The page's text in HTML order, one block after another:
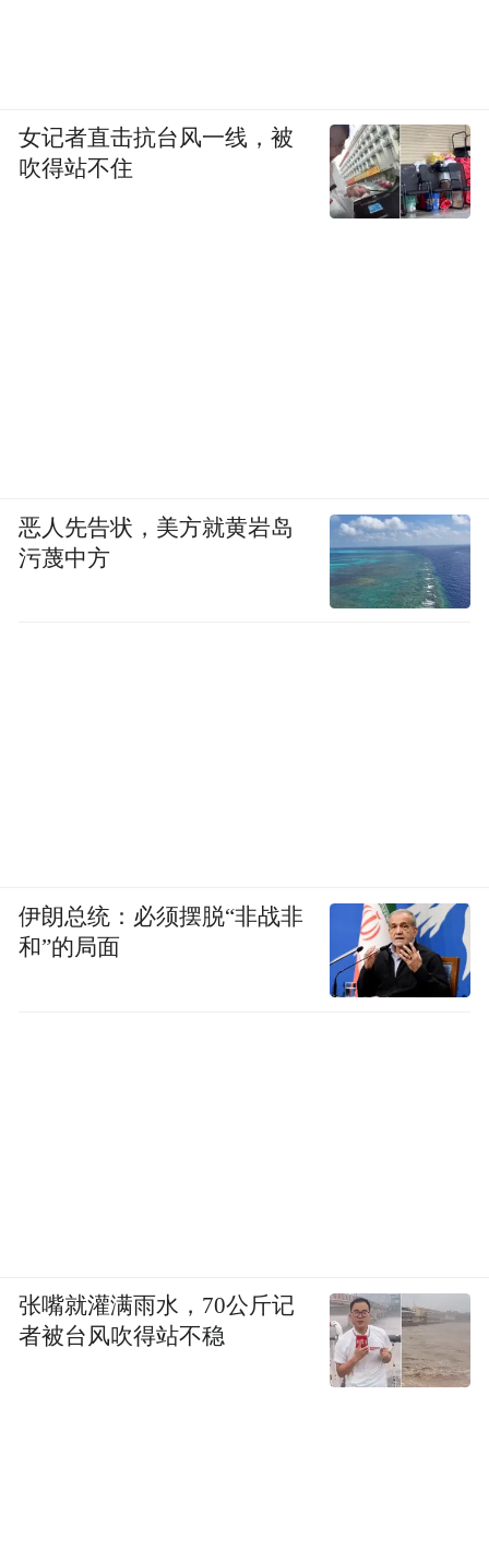
女记者直击抗台风一线，被
吹得站不住
恶人先告状，美方就黄岩岛
污蔑中方
伊朗总统：必须摆脱“非战非
和”的局面
张嘴就灌满雨水，70公斤记
者被台风吹得站不稳